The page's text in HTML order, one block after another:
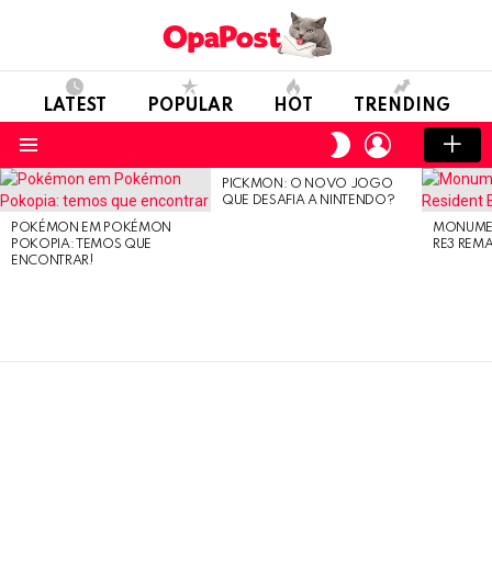
LATEST POPULAR HOT TRENDING
SWITCH
SKIN
LOGIN
LATEST
STORIES
POKÉMON EM POKÉMON
POKOPIA: TEMOS QUE
ENCONTRAR!
PICKMON: O NOVO JOGO
QUE DESAFIA A NINTENDO?
RE3